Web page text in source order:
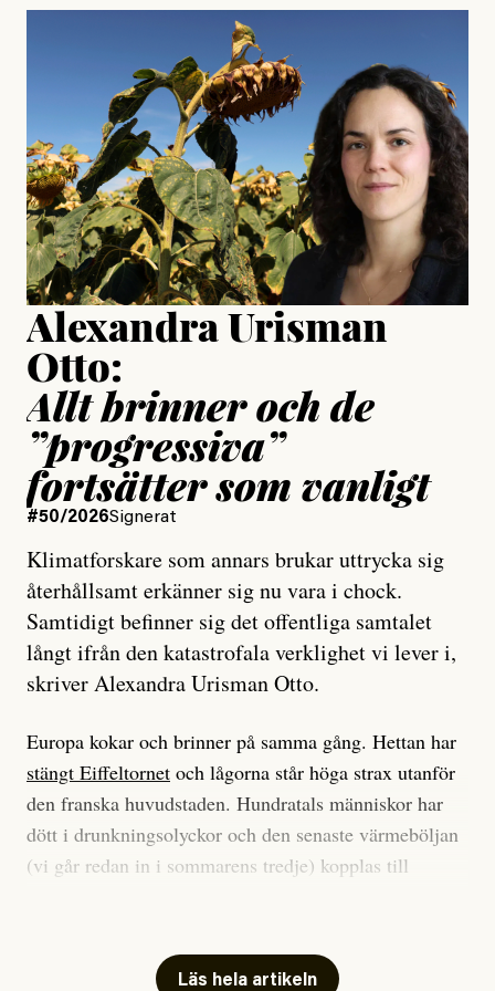
Jonas Lundström
Publicerad24 July, 2026
#23/2026
Jesper Lundby: ”Livet i sig
är ganska politiskt”
Jesper Lundby
Publicerad15 July, 2026
Uppdaterad15 July, 2026
Alexandra Urisman
Otto:
Allt brinner och de
”progressiva”
fortsätter som vanligt
#50/2026Signerat
Klimatforskare som annars brukar uttrycka sig
återhållsamt erkänner sig nu vara i chock.
Samtidigt befinner sig det offentliga samtalet
långt ifrån den katastrofala verklighet vi lever i,
skriver Alexandra Urisman Otto.
Europa kokar och brinner på samma gång. Hettan har
stängt Eiffeltornet och lågorna står höga strax utanför
den franska huvudstaden. Hundratals människor har
dött i drunkningsolyckor och den senaste värmeböljan
(vi går redan in i sommarens tredje) kopplas till
Har du också panik i hettan? Känns det som en
mardröm? Bra, allt annat vore fullständigt orimligt.
Läs hela artikeln